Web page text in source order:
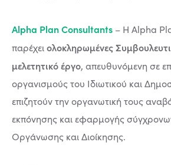
Alpha Plan Consultants – Η Alpha
παρέχειολοκληρωμένες
μελετητικό έργο, απευθυνόμενη σε
οργανισμούς του Ιδιωτικού και
επιζητούν την οργανωτική τους
εκπόνησης και εφαρμογής
Οργάνωσης και Διοίκησης.